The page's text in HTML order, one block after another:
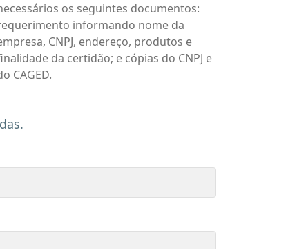
os seguintes documentos:
informando nome da
CNPJ, endereço, produtos e
da certidão; e cópias do CNPJ e
CAGED.